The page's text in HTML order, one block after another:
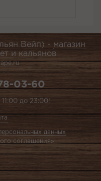
Вейп) - магазин
и кальянов
03-60
до 23:00!
данных
соглашения»